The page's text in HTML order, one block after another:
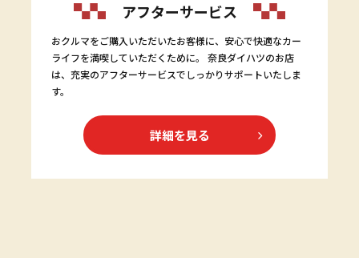
アフターサービス
おクルマをご購入いただいたお客様に、安心で快適なカー
ライフを満喫していただくために。 奈良ダイハツのお店
は、充実のアフターサービスでしっかりサポートいたしま
す。
詳細を見る